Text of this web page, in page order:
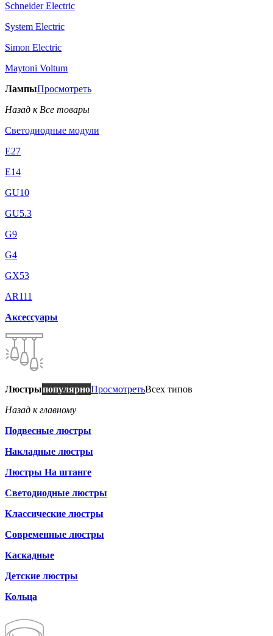
Schneider Electric
System Electric
Simon Electric
Maytoni Voltum
ЛампыПросмотреть
Назад к Все товары
Светодиодные модули
E27
E14
GU10
GU5.3
G9
G4
GX53
AR111
Аксессуары
ЛюстрыпопулярноПросмотретьВсех типов
Назад к главному
Подвесные люстры
Накладные люстры
Люстры На штанге
Светодиодные люстры
Классические люстры
Современные люстры
Каскадные
Детские люстры
Кольца